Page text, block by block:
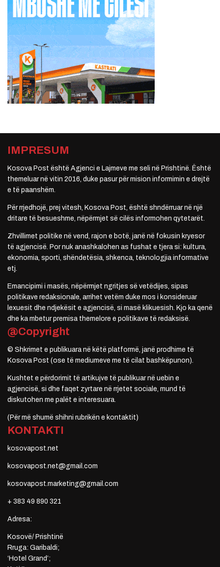
IMPRESUM
Kosova Post është Agjenci e Lajmeve me seli në Prishtinë. Është
themeluar në vitin 2016, duke pasur për mision informimin e drejtë
e të paanshëm.
Për rrjedhojë, prej vitesh, Kosova Post, është shndërruar në një
dritare të besueshme, nëpërmjet së cilës informohen qytetarët.
Zhvillimet politike në vend, rajon e botë, janë në fokusin kryesor
të agjencisë. Por nuk anashkalohen as fushat e tjera si: kultura,
ekonomia, sporti, shëndetësia, shkenca, teknologjia informative
etj.
Emancipimi i masës, nëpërmjet ngritjes së vetëdijes, sipas
politikave redaksionale, arrihet vetëm duke mos i konsideruar
lexuesit dhe ndjekësit e agjencisë, si masë klikuesish. Kjo ka qenë
dhe ka mbetur premisa themelore e politikave të redaksisë.
@Copyright
© Shkrimet e publikuara në këtë platformë, janë prodhime të
Kosova Post (ose të mediumeve me të cilat bashkëpunon).
Kushtet e përdorimit të artikujve të publikuar në uebin e
agjencisë, si dhe faqet zyrtare në rrjetet sociale, mund të
diskutohen me palët e interesuara.
(Për më shumë shihni rubrikën e kontaktit)
KONTAKTI
kosovapost.net
kosovapost.net@gmail.com
kosovapost.marketing@gmail.com
+ 383 49 890 321
Adresa:
Kosovë/ Prishtinë
Rruga: Garibaldi;
‘Hotel Grand’;